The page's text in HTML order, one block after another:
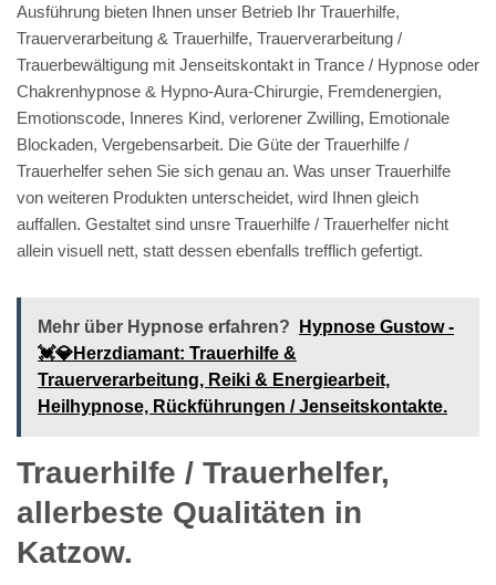
Ausführung bieten Ihnen unser Betrieb Ihr Trauerhilfe,
Trauerverarbeitung & Trauerhilfe, Trauerverarbeitung /
Trauerbewältigung mit Jenseitskontakt in Trance / Hypnose oder
Chakrenhypnose & Hypno-Aura-Chirurgie, Fremdenergien,
Emotionscode, Inneres Kind, verlorener Zwilling, Emotionale
Blockaden, Vergebensarbeit. Die Güte der Trauerhilfe /
Trauerhelfer sehen Sie sich genau an. Was unser Trauerhilfe
von weiteren Produkten unterscheidet, wird Ihnen gleich
auffallen. Gestaltet sind unsre Trauerhilfe / Trauerhelfer nicht
allein visuell nett, statt dessen ebenfalls trefflich gefertigt.
Mehr über Hypnose erfahren?
Hypnose Gustow -
💓️💎Herzdiamant: Trauerhilfe &
Trauerverarbeitung, Reiki & Energiearbeit,
Heilhypnose, Rückführungen / Jenseitskontakte.
Trauerhilfe / Trauerhelfer,
allerbeste Qualitäten in
Katzow.